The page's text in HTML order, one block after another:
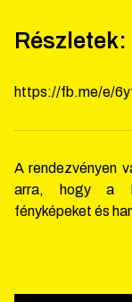
Részletek:
https://fb.me/e/
A rendezvényen
arra, hogy a
fényképeket és